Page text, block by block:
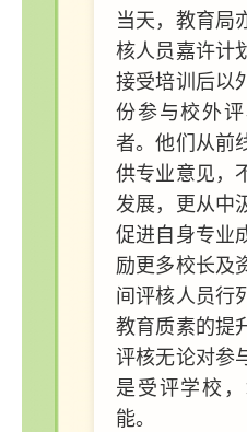
当天，教育局
核人员嘉许计
接受培训后以
份参与校外
者。他们从前
供专业意见，
发展，更从中
促进自身专业
励更多校长及
间评核人员行
教育质素的提
评核无论对参
是受评学校
能。